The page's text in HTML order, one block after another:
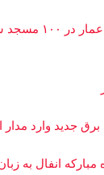
فیلم‌های